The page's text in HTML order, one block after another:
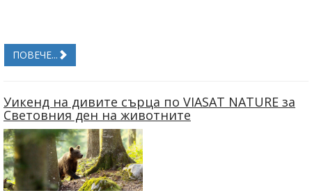
ПОВЕЧЕ...
Уикенд на дивите сърца по VIASAT NATURE за
Световния ден на животните